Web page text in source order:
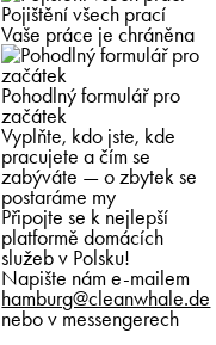
Pojištění všech prací
Vaše práce je chráněna
Pohodlný formulář pro
začátek
Vyplňte, kdo jste, kde
pracujete a čím se
zabýváte — o zbytek se
postaráme my
Připojte se k nejlepší
platformě domácích
služeb v Polsku!
Napište nám e-mailem
hamburg@cleanwhale.de
nebo v messengerech